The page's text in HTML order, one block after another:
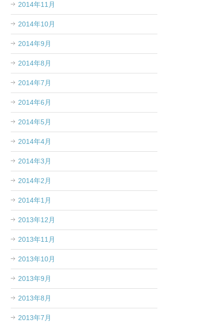
2014年11月
2014年10月
2014年9月
2014年8月
2014年7月
2014年6月
2014年5月
2014年4月
2014年3月
2014年2月
2014年1月
2013年12月
2013年11月
2013年10月
2013年9月
2013年8月
2013年7月